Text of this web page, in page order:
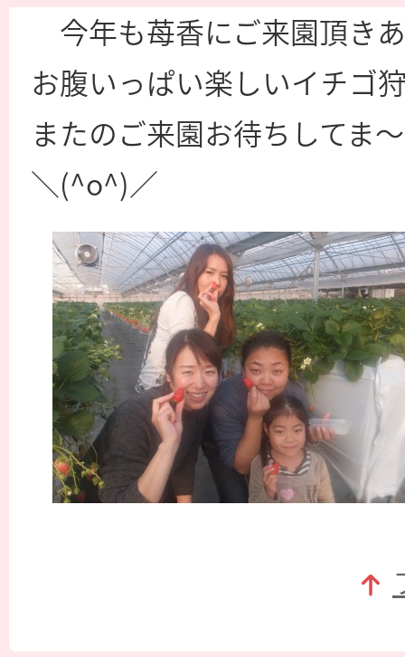
今年も苺香にご来園頂き
お腹いっぱい楽しいイチゴ
またのご来園お待ちしてま
＼(^o^)／